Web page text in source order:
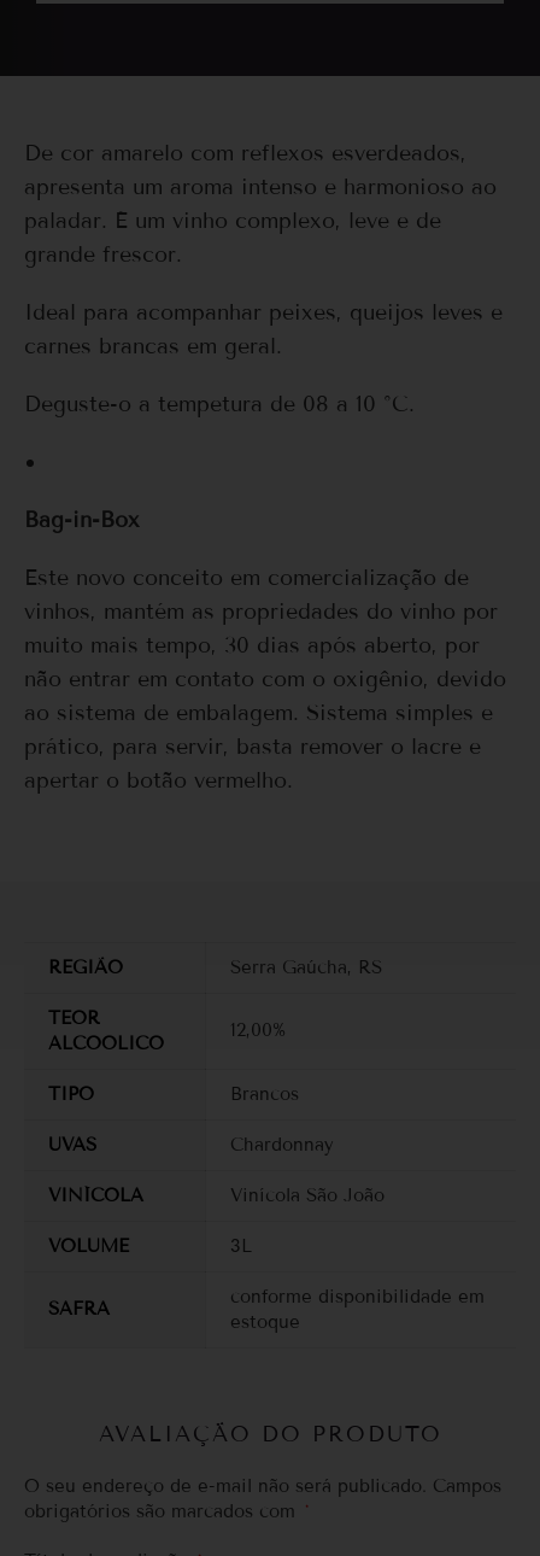
De cor amarelo com reflexos esverdeados,
apresenta um aroma intenso e harmonioso ao
paladar. É um vinho complexo, leve e de
grande frescor.
Ideal para acompanhar peixes, queijos leves e
carnes brancas em geral.
Deguste-o a tempetura de 08 a 10 °C.
Bag-in-Box
Este novo conceito em comercialização de
vinhos, mantém as propriedades do vinho por
muito mais tempo, 30 dias após aberto, por
não entrar em contato com o oxigênio, devido
ao sistema de embalagem. Sistema simples e
prático, para servir, basta remover o lacre e
apertar o botão vermelho.
REGIÃO Serra Gaúcha, RS
TEOR
ALCOOLICO
12,00%
TIPO Brancos
UVAS Chardonnay
VINÍCOLA Vinícola São João
VOLUME 3L
SAFRA
conforme disponibilidade em
estoque
AVALIAÇÃO DO PRODUTO
O seu endereço de e-mail não será publicado. Campos
obrigatórios são marcados com
*